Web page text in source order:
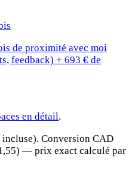
de proximité avec moi
feedback) + 693 € de
en détail.
Conversion CAD
— prix exact calculé par